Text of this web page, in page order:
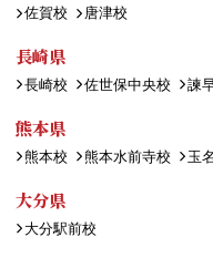
佐賀校 唐津校
長崎県
長崎校 佐世保中央校 諫
熊本県
熊本校 熊本水前寺校 玉
大分県
大分駅前校